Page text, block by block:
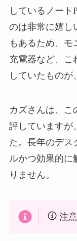
しているノート
のは非常に嬉し
もあるため、
充電器など、こ
していたものが
カズさんは、こ
評していますが
た。長年のデス
ルかつ効果的に
りません。
注